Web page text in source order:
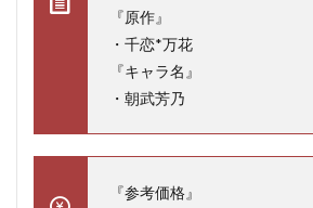
『原作』
・千恋*万花
『キャラ名』
・朝武芳乃
『参考価格』